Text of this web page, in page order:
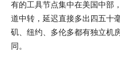
有的工具节点集中在美国中部
道中转，延迟直接多出四五十
矶、纽约、多伦多都有独立机
同。